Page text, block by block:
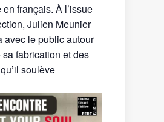
français. À l’issue
Julien Meunier
avec le public autour
fabrication et des
soulève